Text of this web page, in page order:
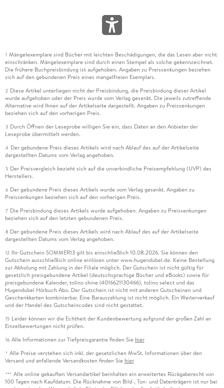
1 Mängelexemplare sind Bücher mit leichten Beschädigungen, die das Lesen aber nicht
einschränken. Mängelexemplare sind durch einen Stempel als solche gekennzeichnet.
Die frühere Buchpreisbindung ist aufgehoben. Angaben zu Preissenkungen beziehen
sich auf den gebundenen Preis eines mangelfreien Exemplars.
2 Diese Artikel unterliegen nicht der Preisbindung, die Preisbindung dieser Artikel
wurde aufgehoben oder der Preis wurde vom Verlag gesenkt. Die jeweils zutreffende
Alternative wird Ihnen auf der Artikelseite dargestellt. Angaben zu Preissenkungen
beziehen sich auf den vorherigen Preis.
3 Durch Öffnen der Leseprobe willigen Sie ein, dass Daten an den Anbieter der
Leseprobe übermittelt werden.
4 Der gebundene Preis dieses Artikels wird nach Ablauf des auf der Artikelseite
dargestellten Datums vom Verlag angehoben.
5 Der Preisvergleich bezieht sich auf die unverbindliche Preisempfehlung (UVP) des
Herstellers.
6 Der gebundene Preis dieses Artikels wurde vom Verlag gesenkt. Angaben zu
Preissenkungen beziehen sich auf den vorherigen Preis.
7 Die Preisbindung dieses Artikels wurde aufgehoben. Angaben zu Preissenkungen
beziehen sich auf den letzten gebundenen Preis.
8 Der gebundene Preis dieses Artikels wird nach Ablauf des auf der Artikelseite
dargestellten Datums vom Verlag angehoben.
12 Ihr Gutschein SOMMER13 gilt bis einschließlich 10.08.2026. Sie können den
Gutschein ausschließlich online einlösen unter www.hugendubel.de. Keine Bestellung
zur Abholung mit Zahlung in der Filiale möglich. Der Gutschein ist nicht gültig für
gesetzlich preisgebundene Artikel (deutschsprachige Bücher und eBooks) sowie für
preisgebundene Kalender, tolino shine (4016621130466), tolino select und das
Hugendubel Hörbuch Abo. Der Gutschein ist nicht mit anderen Gutscheinen und
Geschenkkarten kombinierbar. Eine Barauszahlung ist nicht möglich. Ein Weiterverkauf
und der Handel des Gutscheincodes sind nicht gestattet.
15 Leider können wir die Echtheit der Kundenbewertung aufgrund der großen Zahl an
Einzelbewertungen nicht prüfen.
16 Alle Informationen zur Tiefpreisgarantie finden Sie hier
* Alle Preise verstehen sich inkl. der gesetzlichen MwSt. Informationen über den
Versand und anfallende Versandkosten finden Sie hier
*** Alle online gekauften Versandartikel beinhalten ein erweitertes Rückgaberecht von
100 Tagen nach Kaufdatum. Die Rücknahme von Bild-, Ton- und Datenträgern ist nur bei